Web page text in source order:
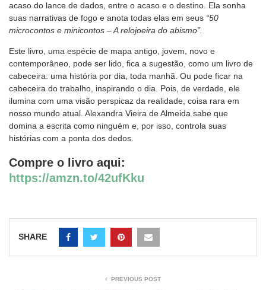
acaso do lance de dados, entre o acaso e o destino. Ela sonha
suas narrativas de fogo e anota todas elas em seus “50
microcontos e minicontos – A relojoeira do abismo”.
Este livro, uma espécie de mapa antigo, jovem, novo e
contemporâneo, pode ser lido, fica a sugestão, como um livro de
cabeceira: uma história por dia, toda manhã. Ou pode ficar na
cabeceira do trabalho, inspirando o dia. Pois, de verdade, ele
ilumina com uma visão perspicaz da realidade, coisa rara em
nosso mundo atual. Alexandra Vieira de Almeida sabe que
domina a escrita como ninguém e, por isso, controla suas
histórias com a ponta dos dedos.
Compre o livro aqui:
https://amzn.to/42ufKku
SHARE
PREVIOUS POST